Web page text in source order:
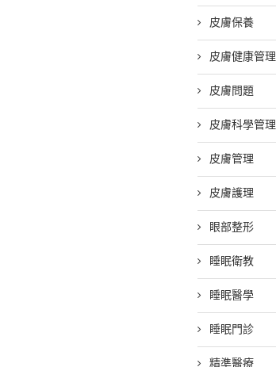
皮膚保養
皮膚健康管理
皮膚問題
皮膚科學管理
皮膚管理
皮膚護理
眼部整形
睡眠衛教
睡眠醫學
睡眠門診
精準醫療